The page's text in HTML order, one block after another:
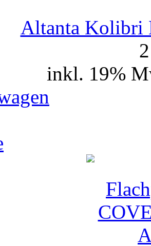
Altanta Kolibri
inkl. 19%